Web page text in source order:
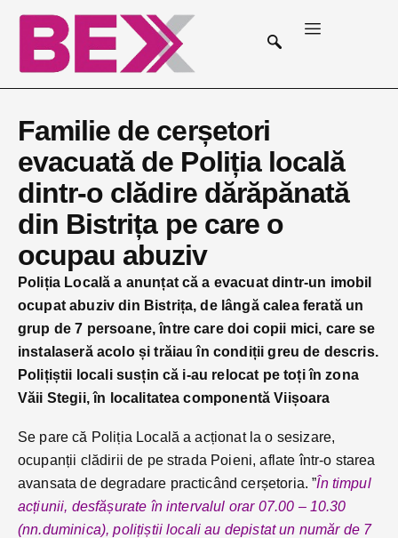
Familie de cerșetori
evacuată de Poliția locală
dintr-o clădire dărăpănată
din Bistrița pe care o
ocupau abuziv
Poliția Locală a anunțat că a evacuat dintr-un imobil
ocupat abuziv din Bistrița, de lângă calea ferată un
grup de 7 persoane, între care doi copii mici, care se
instalaseră acolo și trăiau în condiții greu de descris.
Polițiștii locali susțin că i-au relocat pe toți în zona
Văii Stegii, în localitatea componentă Viișoara
Se pare că Poliția Locală a acționat la o sesizare,
ocupanții clădirii de pe strada Poieni, aflate într-o starea
avansata de degradare practicând cerșetoria. ”În timpul
acțiunii, desfășurate în intervalul orar 07.00 – 10.30
(nn.duminica), polițiștii locali au depistat un număr de 7